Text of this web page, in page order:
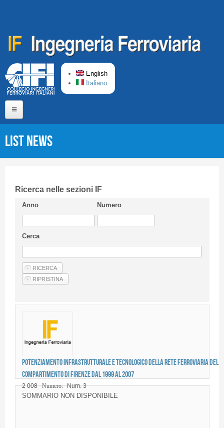
English
Italiano
Short presentation CIFI
Guideline
Privacy & Policy
Articles
List News
Ricerca nelle sezioni IF
Anno Numero
Cerca
Potenziamento infrastrutturale e tecnologico della rete ferroviaria del
compartimento di Firenze dal 1999 al 2007
2 008 Numero: Num. 3
SOMMARIO NON DISPONIBILE